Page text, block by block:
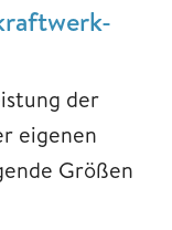
der
eigenen
Größen